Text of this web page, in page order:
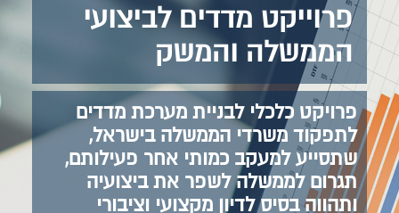
פרוייקט מדדים לביצועי
הממשלה והמשק
פרויקט כלכלי לבניית מערכת מדדים
לתפקוד משרדי הממשלה בישראל,
שתסייע למעקב כמותי אחר פעילותם,
תגרום לממשלה לשפר את ביצועיה
ותהווה בסיס לדיון מקצועי וציבורי